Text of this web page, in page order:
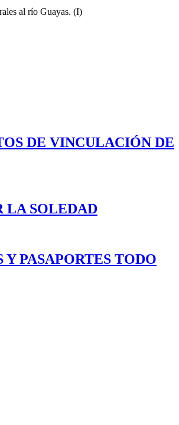
al río Guayas. (I)
DE VINCULACIÓN DE
LA SOLEDAD
PASAPORTES TODO